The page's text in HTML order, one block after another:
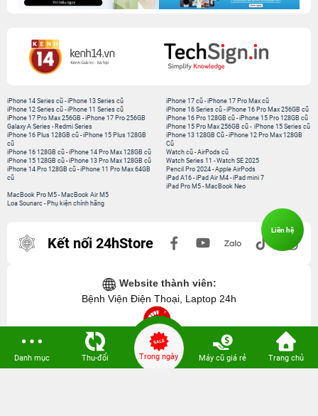
iPhone 14 Series cũ -iPhone 13 Series cũ
iPhone 12 Series cũ -iPhone 11 Series cũ
iPhone 17 Pro Max 256GB -iPhone 17 Pro 256GB
Galaxy A Series - Redmi Series
iPhone 17 cũ -iPhone 17 Pro Max cũ
iPhone 16 Series cũ - iPhone 16 Pro Max 256GB cũ
iPhone 16 Pro 128GB cũ -iPhone 15 Pro 128GB cũ
iPhone 15 Pro Max 256GB cũ - iPhone 15 Series cũ
iPhone 16 Plus 128GB cũ -iPhone 15 Plus 128GB
cũ
iPhone 16 128GB cũ -iPhone 14 Pro Max 128GB cũ
iPhone 15 128GB cũ -iPhone 13 Pro Max 128GB cũ
iPhone 14 Pro 128GB cũ -iPhone 11 Pro Max 64GB
cũ
iPhone 13 128GB Cũ -iPhone 12 Pro Max 128GB
Cũ
Watch cũ -AirPods cũ
Watch Series 11 -Watch SE 2025
Pencil Pro 2024 -Apple AirPods
iPad A16 -iPad Air M4 -iPad mini 7
iPad Pro M5 - MacBook Neo
MacBook Pro M5 - MacBook Air M5
Loa Sounarc - Phụ kiện chính hãng
Kết nối 24hStore
Website thành viên:
Bệnh Viện Điện Thoại, Laptop 24h
Danh mục Thu-đổi Trong ngày Máy cũ giá rẻ Trang chủ
Liên hệ